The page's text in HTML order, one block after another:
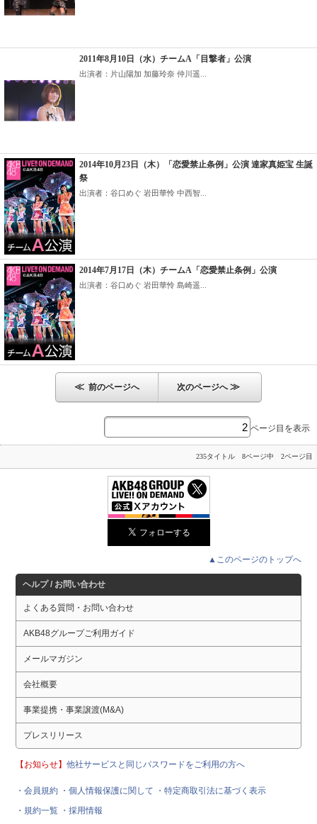
2011年8月10日（水）チームA「目撃者」公演
出演者：片山陽加 加藤玲奈 仲川遥...
2014年10月23日（木）「恋愛禁止条例」公演 達家真姫宝 生誕
祭
出演者：谷口めぐ 岩田華怜 中西智...
2014年7月17日（木）チームA「恋愛禁止条例」公演
出演者：谷口めぐ 岩田華怜 島崎遥...
≪ 前のページへ 次のページへ≫
ページ目を表示
235タイトル 8ページ中 2ページ目
▲このページのトップへ
ヘルプ / お問い合わせ
よくある質問・お問い合わせ
AKB48グループご利用ガイド
メールマガジン
会社概要
事業提携・事業譲渡(M&A)
プレスリリース
【お知らせ】他社サービスと同じパスワードをご利用の方へ
・会員規約 ・個人情報保護に関して
・特定商取引法に基づく表示
・規約一覧 ・採用情報